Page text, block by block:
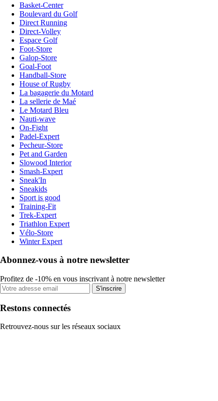
Basket-Center
Boulevard du Golf
Direct Running
Direct-Volley
Espace Golf
Foot-Store
Galop-Store
Goal-Foot
Handball-Store
House of Rugby
La bagagerie du Motard
La sellerie de Maé
Le Motard Bleu
Nauti-wave
On-Fight
Padel-Expert
Pecheur-Store
Pet and Garden
Slowood Interior
Smash-Expert
Sneak'In
Sneakids
Sport is good
Training-Fit
Trek-Expert
Triathlon Expert
Vélo-Store
Winter Expert
Abonnez-vous à notre newsletter
Profitez de -10% en vous inscrivant à notre newsletter
S'inscrire
Restons connectés
Retrouvez-nous sur les réseaux sociaux